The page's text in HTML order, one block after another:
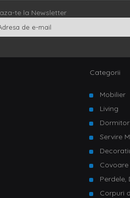
te la Newsletter
Categorii
Mobilier
Living
Dormitor
Servire
Covoare
Perdele,
Corpuri